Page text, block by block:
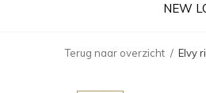
NEW
Terug naar overzicht Elvy